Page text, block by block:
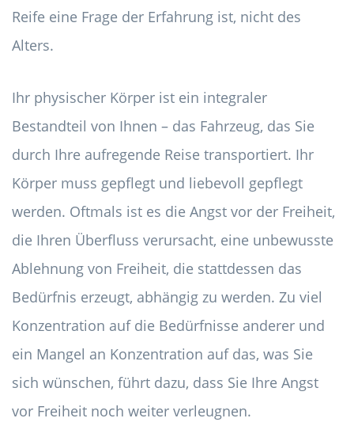
Reife eine Frage der Erfahrung ist, nicht des
Alters.
Ihr physischer Körper ist ein integraler
Bestandteil von Ihnen – das Fahrzeug, das Sie
durch Ihre aufregende Reise transportiert. Ihr
Körper muss gepflegt und liebevoll gepflegt
werden. Oftmals ist es die Angst vor der Freiheit,
die Ihren Überfluss verursacht, eine unbewusste
Ablehnung von Freiheit, die stattdessen das
Bedürfnis erzeugt, abhängig zu werden. Zu viel
Konzentration auf die Bedürfnisse anderer und
ein Mangel an Konzentration auf das, was Sie
sich wünschen, führt dazu, dass Sie Ihre Angst
vor Freiheit noch weiter verleugnen.